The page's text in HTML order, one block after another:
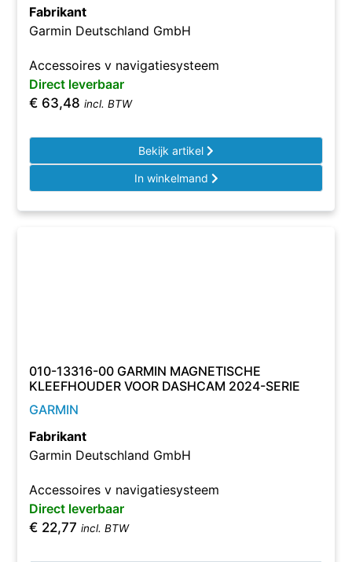
Fabrikant
Garmin Deutschland GmbH
Accessoires v navigatiesysteem
Direct leverbaar
€ 63,48 incl. BTW
Bekijk artikel
In winkelmand
010-13316-00 GARMIN MAGNETISCHE
KLEEFHOUDER VOOR DASHCAM 2024-SERIE
GARMIN
Fabrikant
Garmin Deutschland GmbH
Accessoires v navigatiesysteem
Direct leverbaar
€ 22,77 incl. BTW